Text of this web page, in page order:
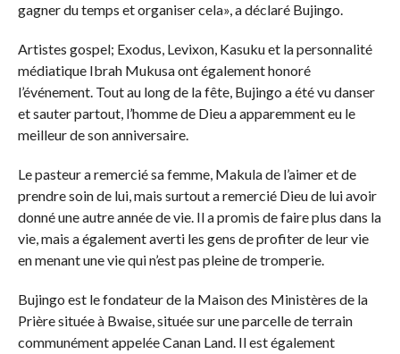
gagner du temps et organiser cela», a déclaré Bujingo.
Artistes gospel; Exodus, Levixon, Kasuku et la personnalité
médiatique Ibrah Mukusa ont également honoré
l’événement. Tout au long de la fête, Bujingo a été vu danser
et sauter partout, l’homme de Dieu a apparemment eu le
meilleur de son anniversaire.
Le pasteur a remercié sa femme, Makula de l’aimer et de
prendre soin de lui, mais surtout a remercié Dieu de lui avoir
donné une autre année de vie. Il a promis de faire plus dans la
vie, mais a également averti les gens de profiter de leur vie
en menant une vie qui n’est pas pleine de tromperie.
Bujingo est le fondateur de la Maison des Ministères de la
Prière située à Bwaise, située sur une parcelle de terrain
communément appelée Canan Land. Il est également